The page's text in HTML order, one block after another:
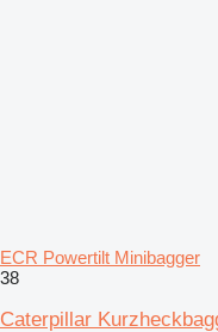
ECR Powertilt Minibagger
38
Caterpillar